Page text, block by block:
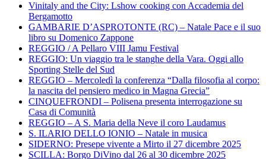
Vinitaly and the City: Lshow cooking con Accademia del
Bergamotto
GAMBARIE D’ASPROTONTE (RC) – Natale Pace e il suo
libro su Domenico Zappone
REGGIO / A Pellaro VIII Jamu Festival
REGGIO: Un viaggio tra le stanghe della Vara. Oggi allo
Sporting Stelle del Sud
REGGIO – Mercoledì la conferenza “Dalla filosofia al corpo:
la nascita del pensiero medico in Magna Grecia”
CINQUEFRONDI – Polisena presenta interrogazione su
Casa di Comunità
REGGIO – A S. Maria della Neve il coro Laudamus
S. ILARIO DELLO IONIO – Natale in musica
SIDERNO: Presepe vivente a Mirto il 27 dicembre 2025
SCILLA: Borgo DiVino dal 26 al 30 dicembre 2025